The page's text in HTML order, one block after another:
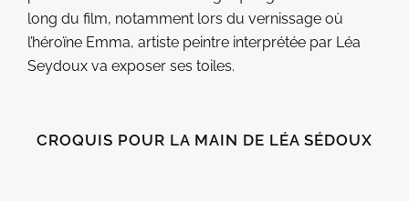
long du film, notamment lors du vernissage où
l’héroïne Emma, artiste peintre interprétée par Léa
Seydoux va exposer ses toiles.
CROQUIS POUR LA MAIN DE LÉA SÉDOUX